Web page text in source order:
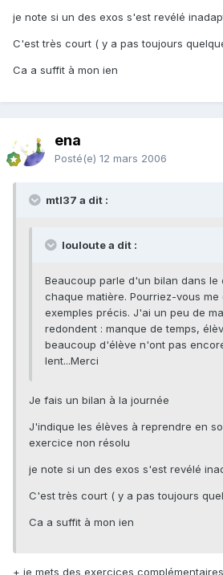
je note si un des exos s'est revélé
C'est très court ( y a pas toujours
Ca a suffit à mon ien
ena
Posté(e) 12 mars 2006
mtl37 a dit :
louloute a dit :
Beaucoup parle d'un bilan dans le
chaque matière. Pourriez-vous me
exemples précis. J'ai un peu de
redondent : manque de temps,
beaucoup d'élève n'ont pas
lent...Merci
Je fais un bilan à la journée
J'indique les élèves à reprendre en
exercice non résolu
je note si un des exos s'est revélé
C'est très court ( y a pas toujours
Ca a suffit à mon ien
+ je mets des exercices